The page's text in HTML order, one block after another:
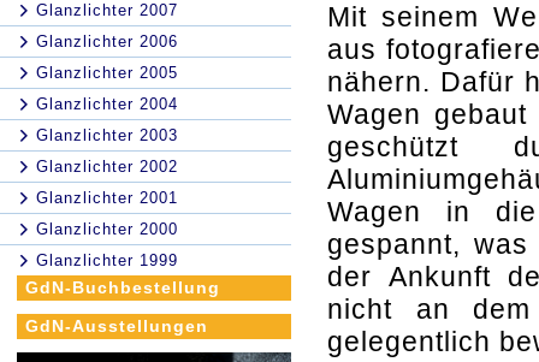
Glanzlichter 2007
Glanzlichter 2006
Glanzlichter 2005
Glanzlichter 2004
Glanzlichter 2003
Glanzlichter 2002
Glanzlichter 2001
Glanzlichter 2000
Glanzlichter 1999
GdN-Buchbestellung
GdN-Ausstellungen
Mit seinem
aus
nähern. Dafür
Wagen
geschützt
Wagen in
gespannt,
der Ankunft
nicht an dem
gelegentlich